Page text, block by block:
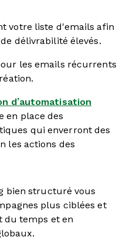
votre liste d'emails afin
délivrabilité élevés.
les emails récurrents
d’automatisation
en place des
qui enverront des
les actions des
bien structuré vous
plus ciblées et
du temps et en